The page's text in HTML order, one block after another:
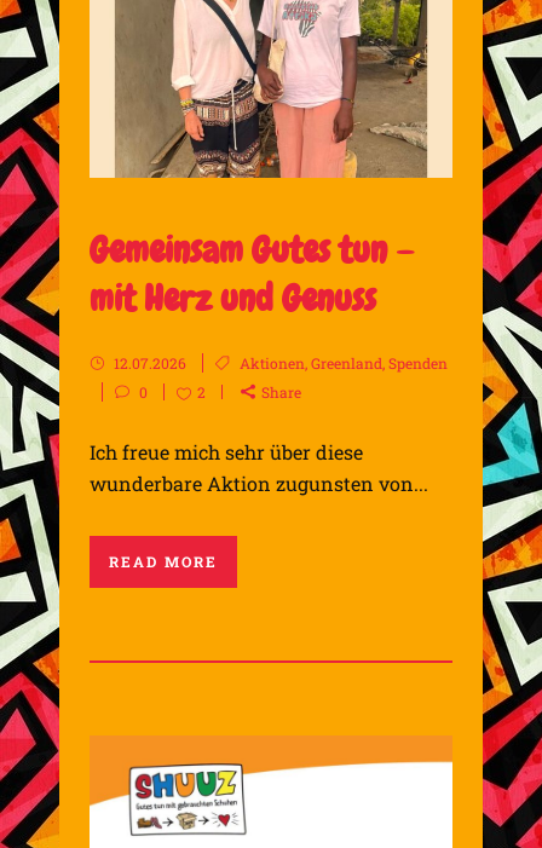
Gemeinsam Gutes tun –
mit Herz und Genuss
12.07.2026 Aktionen,Greenland,Spenden
0
2 Share
Ich freue mich sehr über diese
wunderbare Aktion zugunsten von...
READ MORE